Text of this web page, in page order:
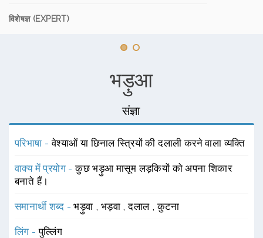
विशेषज्ञ (EXPERT)
भड़ुआ
संज्ञा
परिभाषा -वेश्याओं या छिनाल स्त्रियों की दलाली करने वाला व्यक्ति
वाक्य में प्रयोग -कुछ भड़ुआ मासूम लड़कियों को अपना शिकार
बनाते हैं।
समानार्थी शब्द -भड़ुवा , भड़वा ,दलाल ,कुटना
लिंग -पुल्लिंग